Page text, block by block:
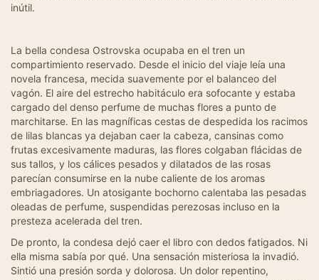
inútil.
La bella condesa Ostrovska ocupaba en el tren un
compartimiento reservado. Desde el inicio del viaje leía una
novela francesa, mecida suavemente por el balanceo del
vagón. El aire del estrecho habitáculo era sofocante y estaba
cargado del denso perfume de muchas flores a punto de
marchitarse. En las magníficas cestas de despedida los racimos
de lilas blancas ya dejaban caer la cabeza, cansinas como
frutas excesivamente maduras, las flores colgaban flácidas de
sus tallos, y los cálices pesados y dilatados de las rosas
parecían consumirse en la nube caliente de los aromas
embriagadores. Un atosigante bochorno calentaba las pesadas
oleadas de perfume, suspendidas perezosas incluso en la
presteza acelerada del tren.
De pronto, la condesa dejó caer el libro con dedos fatigados. Ni
ella misma sabía por qué. Una sensación misteriosa la invadió.
Sintió una presión sorda y dolorosa. Un dolor repentino,